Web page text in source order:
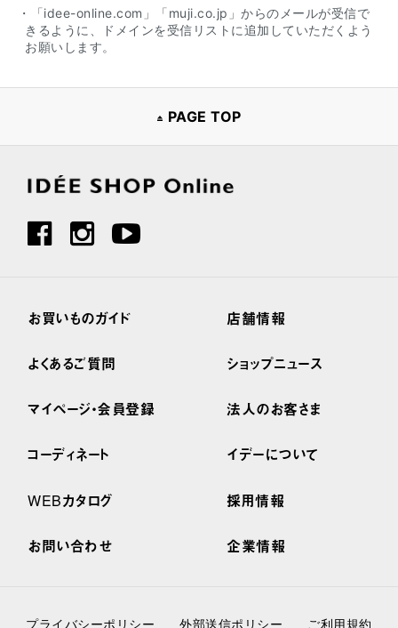
・「idee-online.com」「muji.co.jp」からのメールが受信で
きるように、ドメインを受信リストに追加していただくよう
お願いします。
PAGE TOP
お買いものガイド
よくあるご質問
マイページ・会員登録
コーディネート
WEBカタログ
お問い合わせ
店舗情報
ショップニュース
法人のお客さま
イデーについて
採用情報
企業情報
プライバシーポリシー 外部送信ポリシー ご利用規約